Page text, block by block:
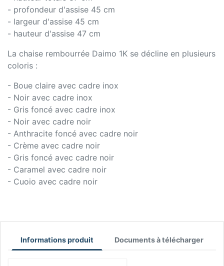
- profondeur d'assise 45 cm
- largeur d'assise 45 cm
- hauteur d'assise 47 cm
La chaise rembourrée Daimo 1K se décline en plusieurs
coloris :
- Boue claire avec cadre inox
- Noir avec cadre inox
- Gris foncé avec cadre inox
- Noir avec cadre noir
- Anthracite foncé avec cadre noir
- Crème avec cadre noir
- Gris foncé avec cadre noir
- Caramel avec cadre noir
- Cuoio avec cadre noir
Informations produit Documents à télécharger